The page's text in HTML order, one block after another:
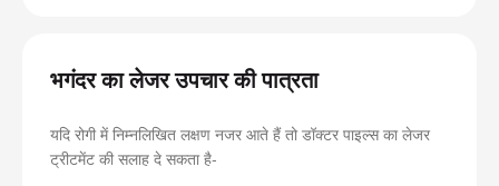
भगंदर का लेजर उपचार की पात्रता
यदि रोगी में निम्नलिखित लक्षण नजर आते हैं तो डॉक्टर पाइल्स का लेजर
ट्रीटमेंट की सलाह दे सकता है-